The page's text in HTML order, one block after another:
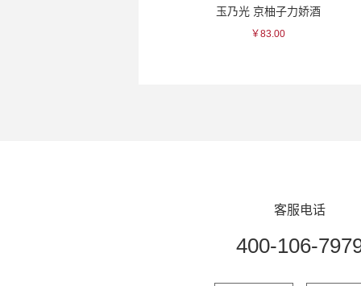
玉乃光 京柚子力娇酒
￥83.00
客服电话
400-106-